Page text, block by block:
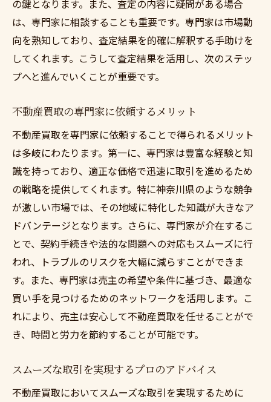
の鍵となります。また、査定の内容に疑問がある場合
は、専門家に相談することも重要です。専門家は市場動
向を熟知しており、査定結果を的確に解釈する手助けを
してくれます。こうして査定結果を活用し、次のステッ
プへと進んでいくことが重要です。
不動産買取の専門家に依頼するメリット
不動産買取を専門家に依頼することで得られるメリット
は多岐にわたります。第一に、専門家は豊富な経験と知
識を持っており、適正な価格で迅速に取引を進めるため
の戦略を提供してくれます。特に神奈川県のような競争
が激しい市場では、その地域に特化した知識が大きなア
ドバンテージとなります。さらに、専門家が介在するこ
とで、契約手続きや法的な問題への対応もスムーズに行
われ、トラブルのリスクを大幅に減らすことができま
す。また、専門家は売主の希望や条件に基づき、最適な
買い手を見つけるためのネットワークを活用します。こ
れにより、売主は安心して不動産買取を任せることがで
き、時間と労力を節約することが可能です。
スムーズな取引を実現するプロのアドバイス
不動産買取においてスムーズな取引を実現するために